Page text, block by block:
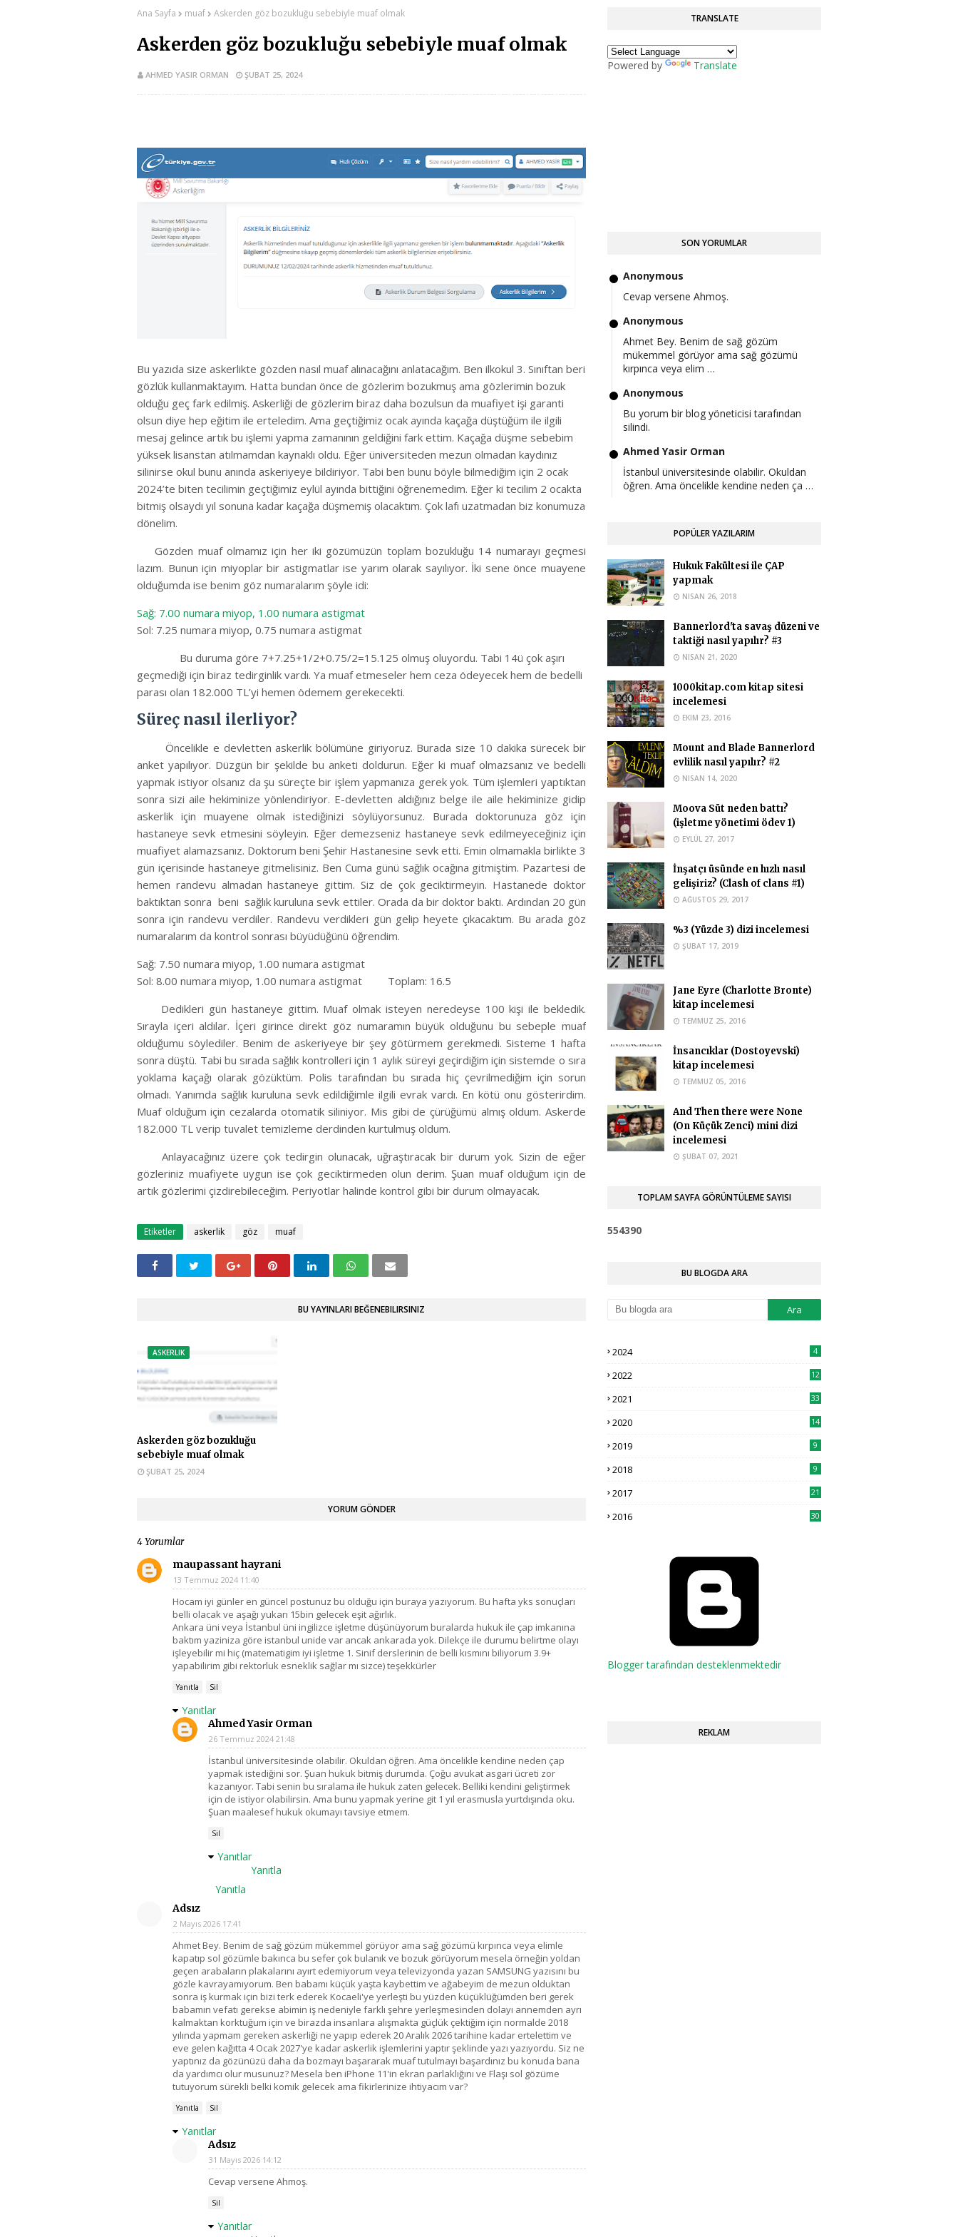
Ana Sayfa muaf Askerden göz bozukluğu sebebiyle muaf olmak
Askerden göz bozukluğu sebebiyle muaf olmak
AHMED YASIR ORMAN ŞUBAT 25, 2024
Bu yazıda size askerlikte gözden nasıl muaf alınacağını anlatacağım. Ben ilkokul 3. Sınıftan beri
gözlük kullanmaktayım. Hatta bundan önce de gözlerim bozukmuş ama gözlerimin bozuk
olduğu geç fark edilmiş. Askerliği de gözlerim biraz daha bozulsun da muafiyet işi garanti
olsun diye hep eğitim ile erteledim. Ama geçtiğimiz ocak ayında kaçağa düştüğüm ile ilgili
mesaj gelince artık bu işlemi yapma zamanının geldiğini fark ettim. Kaçağa düşme sebebim
yüksek lisanstan atılmamdan kaynaklı oldu. Eğer üniversiteden mezun olmadan kaydınız
silinirse okul bunu anında askeriyeye bildiriyor. Tabi ben bunu böyle bilmediğim için 2 ocak
2024’te biten tecilimin geçtiğimiz eylül ayında bittiğini öğrenemedim. Eğer ki tecilim 2 ocakta
bitmiş olsaydı yıl sonuna kadar kaçağa düşmemiş olacaktım. Çok lafı uzatmadan biz konumuza
dönelim.
Gözden muaf olmamız için her iki gözümüzün toplam bozukluğu 14 numarayı geçmesi
lazım. Bunun için miyoplar bir astigmatlar ise yarım olarak sayılıyor. İki sene önce muayene
olduğumda ise benim göz numaralarım şöyle idi:
Sağ: 7.00 numara miyop, 1.00 numara astigmat
Sol: 7.25 numara miyop, 0.75 numara astigmat
Bu duruma göre 7+7.25+1/2+0.75/2=15.125 olmuş oluyordu. Tabi 14ü çok aşırı
geçmediği için biraz tedirginlik vardı. Ya muaf etmeseler hem ceza ödeyecek hem de bedelli
parası olan 182.000 TL’yi hemen ödemem gerekecekti.
Süreç nasıl ilerliyor?
Öncelikle e devletten askerlik bölümüne giriyoruz. Burada size 10 dakika sürecek bir
anket yapılıyor. Düzgün bir şekilde bu anketi doldurun. Eğer ki muaf olmazsanız ve bedelli
yapmak istiyor olsanız da şu süreçte bir işlem yapmanıza gerek yok. Tüm işlemleri yaptıktan
sonra sizi aile hekiminize yönlendiriyor. E-devletten aldığınız belge ile aile hekiminize gidip
askerlik için muayene olmak istediğinizi söylüyorsunuz. Burada doktorunuza göz için
hastaneye sevk etmesini söyleyin. Eğer demezseniz hastaneye sevk edilmeyeceğiniz için
muafiyet alamazsanız. Doktorum beni Şehir Hastanesine sevk etti. Emin olmamakla birlikte 3
gün içerisinde hastaneye gitmelisiniz. Ben Cuma günü sağlık ocağına gitmiştim. Pazartesi de
hemen randevu almadan hastaneye gittim. Siz de çok geciktirmeyin. Hastanede doktor
baktıktan sonra beni sağlık kuruluna sevk ettiler. Orada da bir doktor baktı. Ardından 20 gün
sonra için randevu verdiler. Randevu verdikleri gün gelip heyete çıkacaktım. Bu arada göz
numaralarım da kontrol sonrası büyüdüğünü öğrendim.
Sağ: 7.50 numara miyop, 1.00 numara astigmat
Sol: 8.00 numara miyop, 1.00 numara astigmat
Toplam: 16.5
Dedikleri gün hastaneye gittim. Muaf olmak isteyen neredeyse 100 kişi ile bekledik.
Sırayla içeri aldılar. İçeri girince direkt göz numaramın büyük olduğunu bu sebeple muaf
olduğumu söylediler. Benim de askeriyeye bir şey götürmem gerekmedi. Sisteme 1 hafta
sonra düştü. Tabi bu sırada sağlık kontrolleri için 1 aylık süreyi geçirdiğim için sistemde o sıra
yoklama kaçağı olarak gözüktüm. Polis tarafından bu sırada hiç çevrilmediğim için sorun
olmadı. Yanımda sağlık kuruluna sevk edildiğimle ilgili evrak vardı. En kötü onu gösterirdim.
Muaf olduğum için cezalarda otomatik siliniyor. Mis gibi de çürüğümü almış oldum. Askerde
182.000 TL verip tuvalet temizleme derdinden kurtulmuş oldum.
Anlayacağınız üzere çok tedirgin olunacak, uğraştıracak bir durum yok. Sizin de eğer
gözleriniz muafiyete uygun ise çok geciktirmeden olun derim. Şuan muaf olduğum için de
artık gözlerimi çizdirebileceğim. Periyotlar halinde kontrol gibi bir durum olmayacak.
Etiketler askerlik göz muaf
BU YAYINLARI BEĞENEBILIRSINIZ
ASKERLIK
Askerden göz bozukluğu
sebebiyle muaf olmak
ŞUBAT 25, 2024
YORUM GÖNDER
4 Yorumlar
maupassant hayrani
13 Temmuz 2024 11:40
Hocam iyi günler en güncel postunuz bu olduğu için buraya yazıyorum. Bu hafta yks sonuçları
belli olacak ve aşağı yukarı 15bin gelecek eşit ağırlık.
Ankara üni veya İstanbul üni ingilizce işletme düşünüyorum buralarda hukuk ile çap imkanına
baktım yaziniza göre istanbul unide var ancak ankarada yok. Dilekçe ile durumu belirtme olayı
işleyebilir mi hiç (matematigim iyi işletme 1. Sinif derslerinin de belli kısmını biliyorum 3.9+
yapabilirim gibi rektorluk esneklik sağlar mı sizce) teşekkürler
Yanıtla Sil
Yanıtlar
Ahmed Yasir Orman
26 Temmuz 2024 21:48
İstanbul üniversitesinde olabilir. Okuldan öğren. Ama öncelikle kendine neden çap
yapmak istediğini sor. Şuan hukuk bitmiş durumda. Çoğu avukat asgari ücreti zor
kazanıyor. Tabi senin bu sıralama ile hukuk zaten gelecek. Belliki kendini geliştirmek
için de istiyor olabilirsin. Ama bunu yapmak yerine git 1 yıl erasmusla yurtdışında oku.
Şuan maalesef hukuk okumayı tavsiye etmem.
Sil
Yanıtlar
Yanıtla
Yanıtla
Adsız
2 Mayıs 2026 17:41
Ahmet Bey. Benim de sağ gözüm mükemmel görüyor ama sağ gözümü kırpınca veya elimle
kapatıp sol gözümle bakınca bu sefer çok bulanık ve bozuk görüyorum mesela örneğin yoldan
geçen arabaların plakalarını ayırt edemiyorum veya televizyonda yazan SAMSUNG yazısını bu
gözle kavrayamıyorum. Ben babamı küçük yaşta kaybettim ve ağabeyim de mezun olduktan
sonra iş kurmak için bizi terk ederek Kocaeli'ye yerleşti bu yüzden küçüklüğümden beri gerek
babamın vefatı gerekse abimin iş nedeniyle farklı şehre yerleşmesinden dolayı annemden ayrı
kalmaktan korktuğum için ve birazda insanlara alışmakta güçlük çektiğim için normalde 2018
yılında yapmam gereken askerliği ne yapıp ederek 20 Aralık 2026 tarihine kadar ertelettim ve
eve gelen kağıtta 4 Ocak 2027'ye kadar askerlik işlemlerini yaptır şeklinde yazı yazıyordu. Siz ne
yaptınız da gözünüzü daha da bozmayı başararak muaf tutulmayı başardınız bu konuda bana
da yardımcı olur musunuz? Mesela ben iPhone 11'in ekran parlaklığını ve Flaşı sol gözüme
tutuyorum sürekli belki komik gelecek ama fikirlerinize ihtiyacım var?
Yanıtla Sil
Yanıtlar
Adsız
31 Mayıs 2026 14:12
Cevap versene Ahmoş.
Sil
Yanıtlar
TRANSLATE
Powered by Translate
SON YORUMLAR
Anonymous
Cevap versene Ahmoş.
Anonymous
Ahmet Bey. Benim de sağ gözüm
mükemmel görüyor ama sağ gözümü
kırpınca veya elim …
Anonymous
Bu yorum bir blog yöneticisi tarafından
silindi.
Ahmed Yasir Orman
İstanbul üniversitesinde olabilir. Okuldan
öğren. Ama öncelikle kendine neden ça …
Hocam iyi günler en güncel postunuz bu
…
Ahmed Yasir Orman
Eğer okuduğunuz üniversite buna müsaade
Anonymous
Hukuk okuyan biri islam iktisadi ve finans
Ahmed Yasir Orman
Evet bu durumda çift anadal yapamazsınız.
…
Anonymous
Merhabalar Uludağ Üniversitesi Siyaset
Bilimi ve Kamu Yönetimi yazmak istiyorum
…
buzlarkraliçesi
Merhaba, psikoloji bölümünden çap
yapabilir miyim
Ahmed Yasir Orman
Dediğiniz mantıklı ama muhtemelen
izlediğiniz için algıda seçicilik oldu sizde. …
okurhemsire
İlk görselde katilin üzerini gizlemiş olmanız
çok saçma ve yersiz olmuş çünkü ar …
Ahmed Yasir Orman
mutlu bana.
Anonymous
iyi anlıyorum. Çok teşekkür ederim.
Ahmed Yasir Orman
Teşekkür ederim. :)
POPÜLER YAZILARIM
Hukuk Fakültesi ile ÇAP
yapmak
NISAN 26, 2018
Bannerlord'ta savaş düzeni ve
taktiği nasıl yapılır? #3
NISAN 21, 2020
1000kitap.com kitap sitesi
incelemesi
EKIM 23, 2016
Mount and Blade Bannerlord
evlilik nasıl yapılır? #2
NISAN 14, 2020
Moova Süt neden battı?
(işletme yönetimi ödev 1)
EYLÜL 27, 2017
İnşatçı üsünde en hızlı nasıl
gelişiriz? (Clash of clans #1)
AĞUSTOS 29, 2017
%3 (Yüzde 3) dizi incelemesi
ŞUBAT 17, 2019
Jane Eyre (Charlotte Bronte)
kitap incelemesi
TEMMUZ 25, 2016
İnsancıklar (Dostoyevski)
kitap incelemesi
TEMMUZ 05, 2016
And Then there were None
(On Küçük Zenci) mini dizi
incelemesi
ŞUBAT 07, 2021
TOPLAM SAYFA GÖRÜNTÜLEME SAYISI
554390
BU BLOGDA ARA
2024 4
2022 12
2021 33
2020 14
2019 9
2018 9
2017 21
2016 30
Blogger tarafından desteklenmektedir
REKLAM